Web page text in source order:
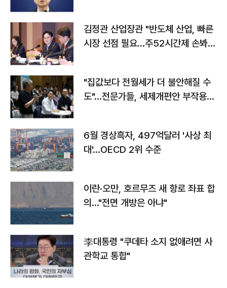
김정관 산업장관 "반도체 산업, 빠른
시장 선점 필요…주52시간제 손봐
"집값보다 전월세가 더 불안해질 수
도"…전문가들, 세제개편안 부작용
6월 경상흑자, 497억달러 '사상 최
대'…OECD 2위 수준
이란·오만, 호르무즈 새 항로 좌표 합
의…"전면 개방은 아냐"
李대통령 "쿠데타 소지 없애려면 사
관학교 통합"